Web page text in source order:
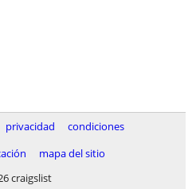
privacidad
condiciones
mapa del sitio
craigslist